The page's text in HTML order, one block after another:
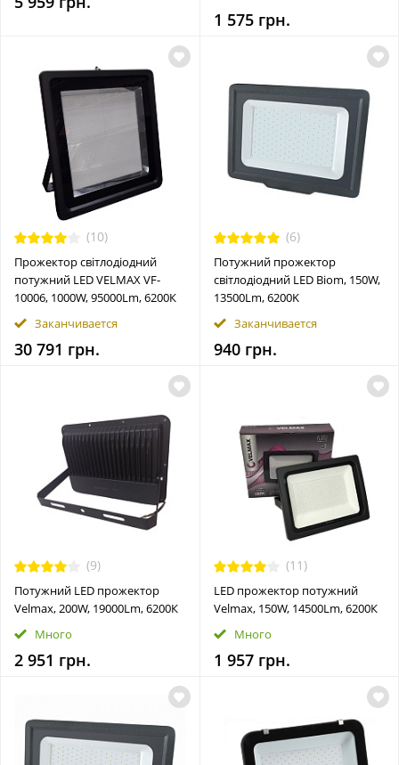
1 575 грн.
(10)
Прожектор світлодіодний
потужний LED VELMAX VF-
10006, 1000W, 95000Lm, 6200К
Заканчивается
30 791 грн.
(6)
Потужний прожектор
світлодіодний LED Biom, 150W,
13500Lm, 6200K
Заканчивается
940 грн.
(9)
Потужний LED прожектор
Velmax, 200W, 19000Lm, 6200К
Много
2 951 грн.
(11)
LED прожектор потужний
Velmax, 150W, 14500Lm, 6200К
Много
1 957 грн.